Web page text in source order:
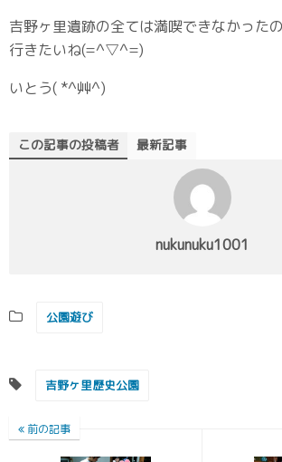
吉野ヶ里遺跡の全ては満喫できなかった
行きたいね(=^▽^=)
いとう( *^艸^)
この記事の投稿者 最新記事
nukunuku1001
公園遊び
吉野ヶ里歴史公園
前の記事